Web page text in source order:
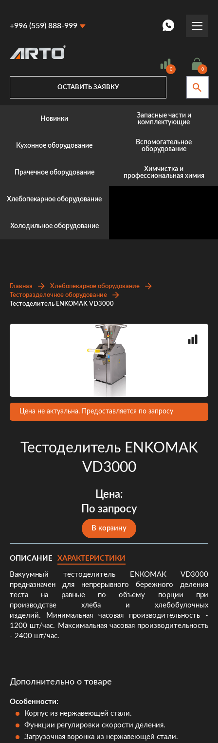
+996 (559) 888-999
+996 (559) 888-999
0 0
ОСТАВИТЬ ЗАЯВКУ
Новинки
Кухонное оборудование
Прачечное оборудование
Хлебопекарное оборудование
Холодильное оборудование
Запасные части и
комплектующие
Вспомогательное
оборудование
Химчистка и
профессиональная химия
Главная
Хлебопекарное оборудование
Тесторазделочное оборудование
Тестоделитель ENKOMAK VD3000
Цена не актуальна. Предоставляется по запросу
Тестоделитель ENKOMAK
VD3000
Цена:
По запросу
В корзину
ОПИСАНИЕ ХАРАКТЕРИСТИКИ
Вакуумный тестоделитель ENKOMAK VD3000
предназначен для непрерывного бережного деления
теста на равные по объему порции при
производстве хлеба и хлебобулочных
изделий. Минимальная часовая производительность -
1200 шт/час. Максимальная часовая производительность
- 2400 шт/час.
Дополнительно о товаре
Особенности:
Корпус из нержавеющей стали.
Функции регулировки скорости деления.
Загрузочная воронка из нержавеющей стали.